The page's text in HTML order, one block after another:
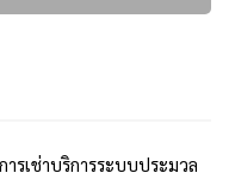
รเช่าบริการระบบประมวล